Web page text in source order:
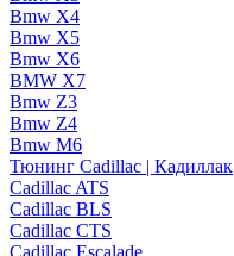
Bmw X4
Bmw X5
Bmw X6
BMW X7
Bmw Z3
Bmw Z4
Bmw М6
Тюнинг Cadillac | Кадиллак
Cadillac ATS
Cadillac BLS
Cadillac CTS
Cadillac Escalade